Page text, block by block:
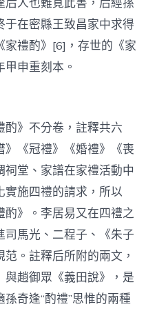
在密縣王致昌家中求得
家禮酌》[6]，存世的《家
申重刻本。
酌》不分卷，註釋共六
《冠禮》《婚禮》《喪
堂、家譜在家禮活動中
實施四禮的請求，所以
酌》。李居易又在四禮之
馬光、二程子、《朱子
。註釋后所附的兩文，
與趙御眾《義田說》，是
孫奇逢“酌禮”思惟的兩種